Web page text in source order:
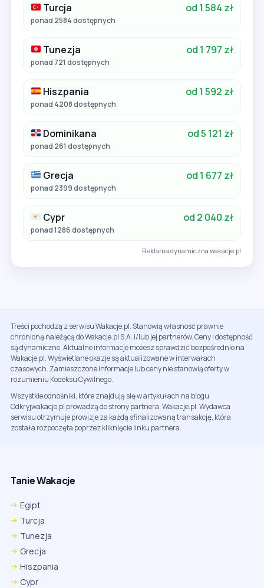
Turcja od 1 584 zł
ponad 2584 dostępnych
Tunezja od 1 797 zł
ponad 721 dostępnych
Hiszpania od 1 592 zł
ponad 4208 dostępnych
Dominikana od 5 121 zł
ponad 261 dostępnych
Grecja od 1 677 zł
ponad 2399 dostępnych
Cypr od 2 040 zł
ponad 1286 dostępnych
Reklama dynamiczna wakacje.pl
Treści pochodzą z serwisu Wakacje.pl. Stanowią własność prawnie
chronioną należącą do Wakacje.pl S.A. i/lub jej partnerów. Ceny i dostępność
są dynamiczne. Aktualne informacje możesz sprawdzić bezpośrednio na
Wakacje.pl. Wyświetlane okazje są aktualizowane w interwałach
czasowych. Zamieszczone informacje lub ceny nie stanowią oferty w
rozumieniu Kodeksu Cywilnego.
Wszystkie odnośniki, które znajdują się w artykułach na blogu
Odkryjwakacje.pl prowadzą do strony partnera: Wakacje.pl. Wydawca
serwisu otrzymuje prowizje za każdą sfinalizowaną transakcję, która
została rozpoczęta poprzez kliknięcie linku partnera.
Tanie Wakacje
Egipt
Turcja
Tunezja
Grecja
Hiszpania
Cypr